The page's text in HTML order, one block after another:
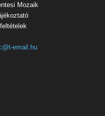
Mozaik
email.hu